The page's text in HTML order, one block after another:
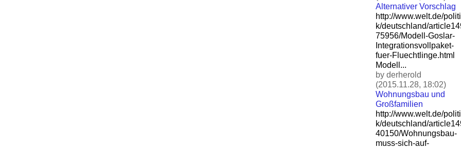
Alternativer Vorschlag
http://www.welt.de/politi
k/deutschland/
75956/Modell-Goslar-
Integrationsvollpaket-
fuer-Fluechtlinge.html
Modell...
by derherold
(2015.11.28, 18:02)
Wohnungsbau und
Großfamilien
http://www.welt.de/politi
k/deutschland/
40150/Wohnungsbau-
muss-sich-auf-